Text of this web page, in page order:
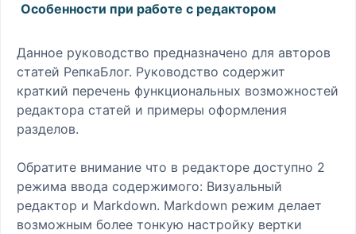
Особенности при работе с редактором
Данное руководство предназначено для авторов
статей РепкаБлог. Руководство содержит
краткий перечень функциональных возможностей
редактора статей и примеры оформления
разделов.
Обратите внимание что в редакторе доступно 2
режима ввода содержимого: Визуальный
редактор и Markdown. Markdown режим делает
возможным более тонкую настройку вертки